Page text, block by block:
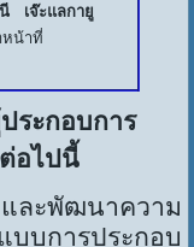
เจ๊ะแลกายู
หน้าที่
ระกอบการ
อไปนี้
ะพัฒนาความ
บการประกอบ